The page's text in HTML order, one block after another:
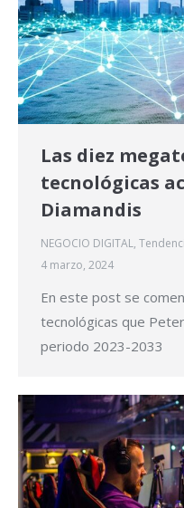
Las diez
tecnológicas
Diamandis
NEGOCIO DIGITAL,
4 marzo, 2024
En este post se
tecnológicas que
periodo 2023-2033